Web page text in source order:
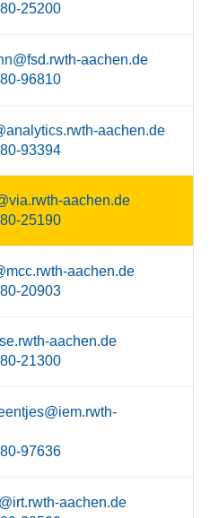
25200
aachen.de
96810
aachen.de
93394
aachen.de
25190
aachen.de
20903
aachen.de
21300
97636
aachen.de